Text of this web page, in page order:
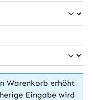
Warenkorb erhöht
Eingabe wird